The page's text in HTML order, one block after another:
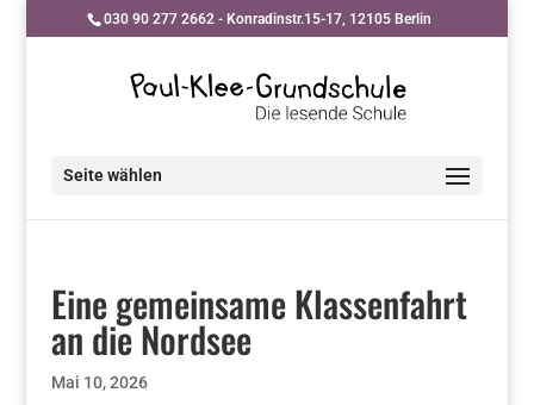
030 90 277 2662 - Konradinstr.15-17, 12105 Berlin
Seite wählen
Eine gemeinsame Klassenfahrt
an die Nordsee
Mai 10, 2026